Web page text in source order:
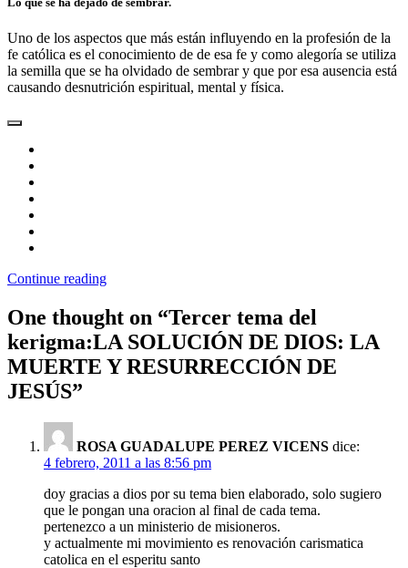
Uno de los aspectos que más están influyendo en la profesión de la
fe católica es el conocimiento de de esa fe y como alegoría se utiliza
la semilla que se ha olvidado de sembrar y que por esa ausencia está
causando desnutrición espiritual, mental y física.
Continue reading
One thought on “Tercer tema del
kerigma:LA SOLUCIÓN DE DIOS: LA
MUERTE Y RESURRECCIÓN DE
JESÚS”
ROSA GUADALUPE PEREZ VICENS dice:
4 febrero, 2011 a las 8:56 pm
doy gracias a dios por su tema bien elaborado, solo sugiero
que le pongan una oracion al final de cada tema.
pertenezco a un ministerio de misioneros.
y actualmente mi movimiento es renovación carismatica
catolica en el esperitu santo